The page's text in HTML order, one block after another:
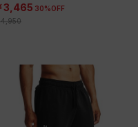
3,465 30%OFF
4,950